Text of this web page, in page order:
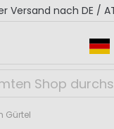
Versand nach DE /
Gürtel